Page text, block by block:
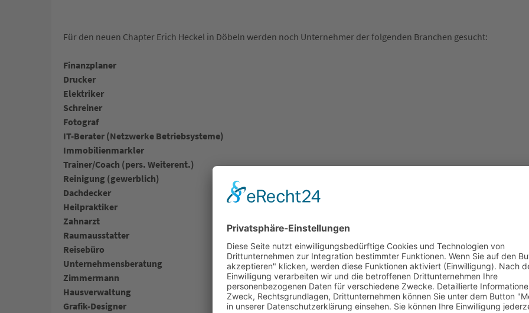
Für den neuen Chapter Erich Heckel in Döbeln werden noch Unternehmer der folgenden Branchen gesucht:
Finanzplaner
Drucker
Elektriker
Schreiner
Fotograf
IT-Berater (Netzwerke Betriebsysteme)
Immobilienmarkler
Trainer/Coach (pers. Weiterent.)
Reinigung (gewerblich)
Dachdecker
Heilpraktiker
Zahnarzt
Raumausstatter
Reisebüro
Unternehmensberatung
Zimmermann
Hausverwaltung
Grafik-Designer